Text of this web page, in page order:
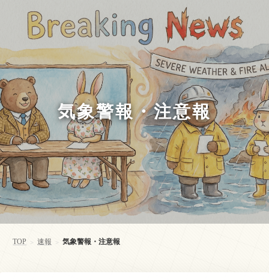
気象警報・注意報
TOP > 速報 > 気象警報・注意報